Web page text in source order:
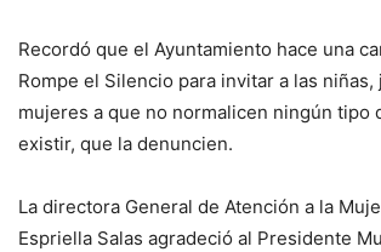
Recordó que el Ayuntamiento hace una
Rompe el Silencio para invitar a las niñas,
mujeres a que no normalicen ningún tipo
existir, que la denuncien.
La directora General de Atención a la
Espriella Salas agradeció al Presidente